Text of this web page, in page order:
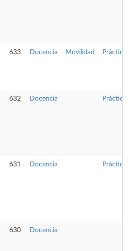
633 Docencia Movilidad Prácticas
632 Docencia Prácticas
631 Docencia Prácticas
630 Docencia